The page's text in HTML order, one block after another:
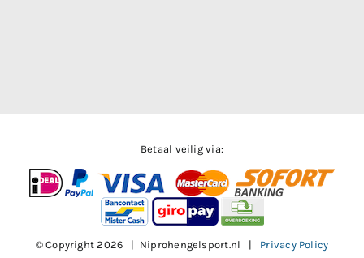
Betaal veilig via:
© Copyright2026 | Niprohengelsport.nl | Privacy Policy